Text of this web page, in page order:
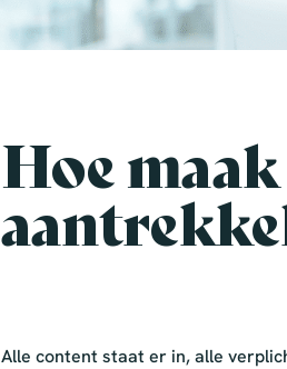
Hoe
Alle content staat er in, alle